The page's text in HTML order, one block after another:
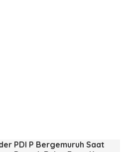
PDI P Bergemuruh Saat